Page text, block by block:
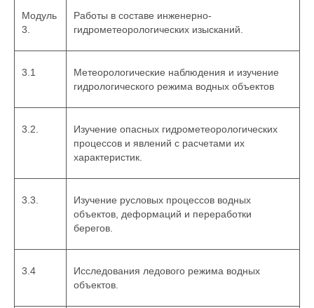
Модуль
3.
Работы в составе инженерно-
гидрометеорологических изысканий.
3.1
Метеорологические наблюдения и изучение
гидрологического режима водных объектов
3.2.
Изучение опасных гидрометеорологических
процессов и явлений с расчетами их
характеристик.
3.3.
Изучение русловых процессов водных
объектов, деформаций и переработки
берегов.
3.4
Исследования ледового режима водных
объектов.